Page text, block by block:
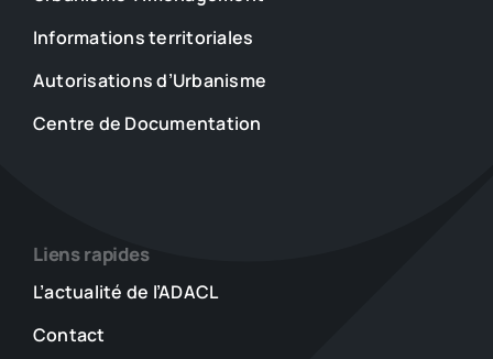
Informations territoriales
Autorisations d’Urbanisme
Centre de Documentation
Liens rapides
L’actualité de l’ADACL
Contact